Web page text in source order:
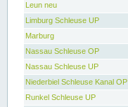
Leun neu
Limburg Schleuse UP
Marburg
Nassau Schleuse OP
Nassau Schleuse UP
Niederbiel Schleuse Kanal OP
Runkel Schleuse UP